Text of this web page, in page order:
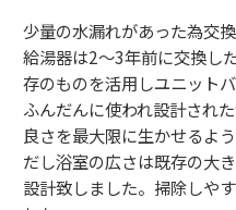
少量の水漏れがあった為交
給湯器は2～3年前に交換し
存のものを活用しユニット
ふんだんに使われ設計され
良さを最大限に生かせるよ
だし浴室の広さは既存の大
設計致しました。掃除しや